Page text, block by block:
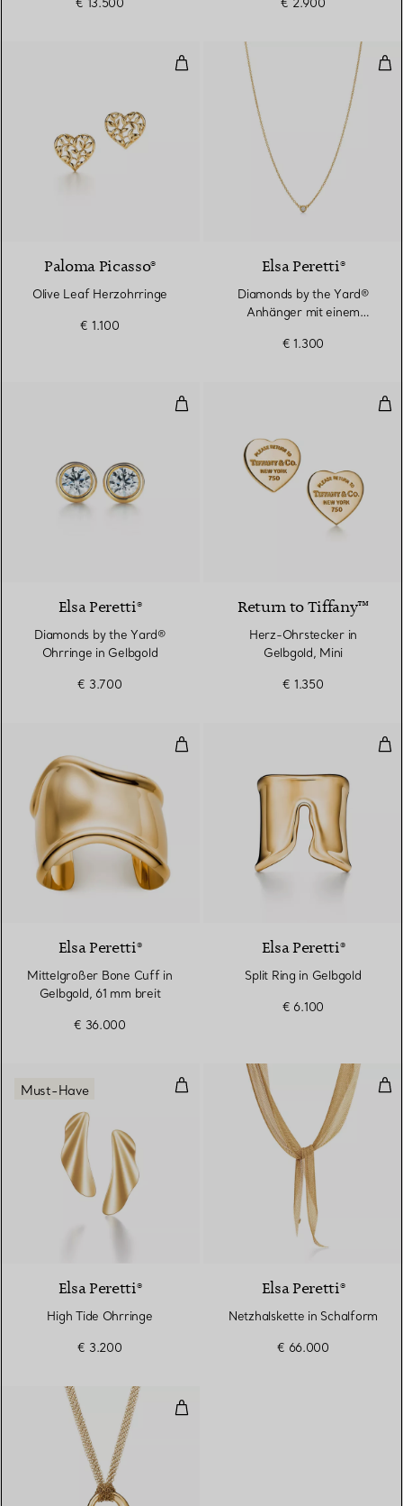
Olive Leaf Herzohrringe
Paloma Picasso®
Olive Leaf Herzohrringe
€ 1.100
Elsa Peretti®
Diamonds by the Yard®
Anhänger mit einem
€ 1.300
Diamonds by the Yard®
Elsa Peretti®
Diamonds by the Yard®
Ohrringe in Gelbgold
€ 3.700
Return to Tiffany™
Herz-Ohrstecker in
Gelbgold, Mini
€ 1.350
Mittelgroßer Bone Cuff in
Elsa Peretti®
Mittelgroßer Bone Cuff in
Gelbgold, 61 mm breit
€ 36.000
Elsa Peretti®
Split Ring in Gelbgold
€ 6.100
High Tide Ohrringe
2 Materialien
Must-Have
Elsa Peretti®
High Tide Ohrringe
€ 3.200
Elsa Peretti®
Netzhalskette in Schalform
€ 66.000
Open Heart Anhänger